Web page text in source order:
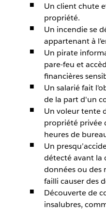
Un client chute
propriété.
Un incendie se
appartenant à
Un pirate
pare-feu et
financières
Un salarié fait
de la part d'un
Un voleur tente
propriété privée
heures de
Un
détecté avant la
données ou des
failli causer des
Découverte de
insalubres,